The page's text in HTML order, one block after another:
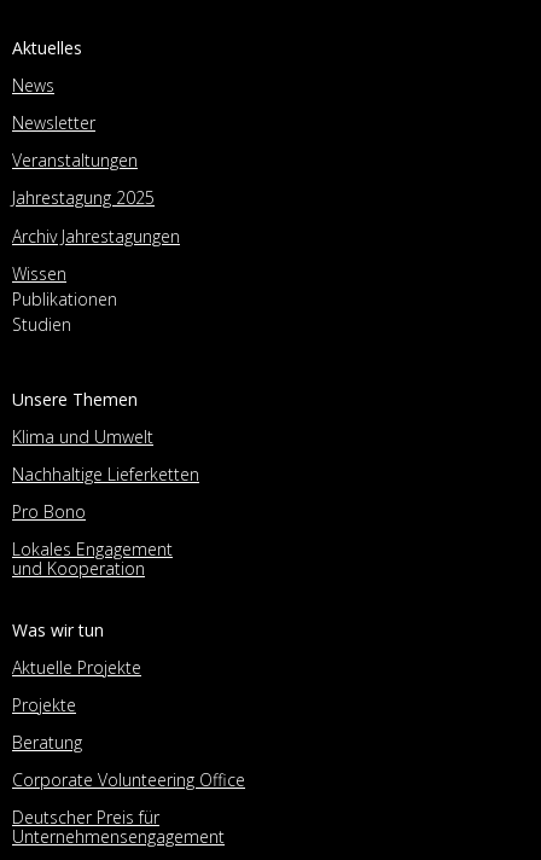
Aktuelles
News
Newsletter
Veranstaltungen
Jahrestagung 2025
Archiv Jahrestagungen
Wissen
Publikationen
Studien
Unsere Themen
Klima und Umwelt
Nachhaltige Lieferketten
Pro Bono
Lokales Engagement
und Kooperation
Was wir tun
Aktuelle Projekte
Projekte
Beratung
Corporate Volunteering Office
Deutscher Preis für
Unternehmensengagement